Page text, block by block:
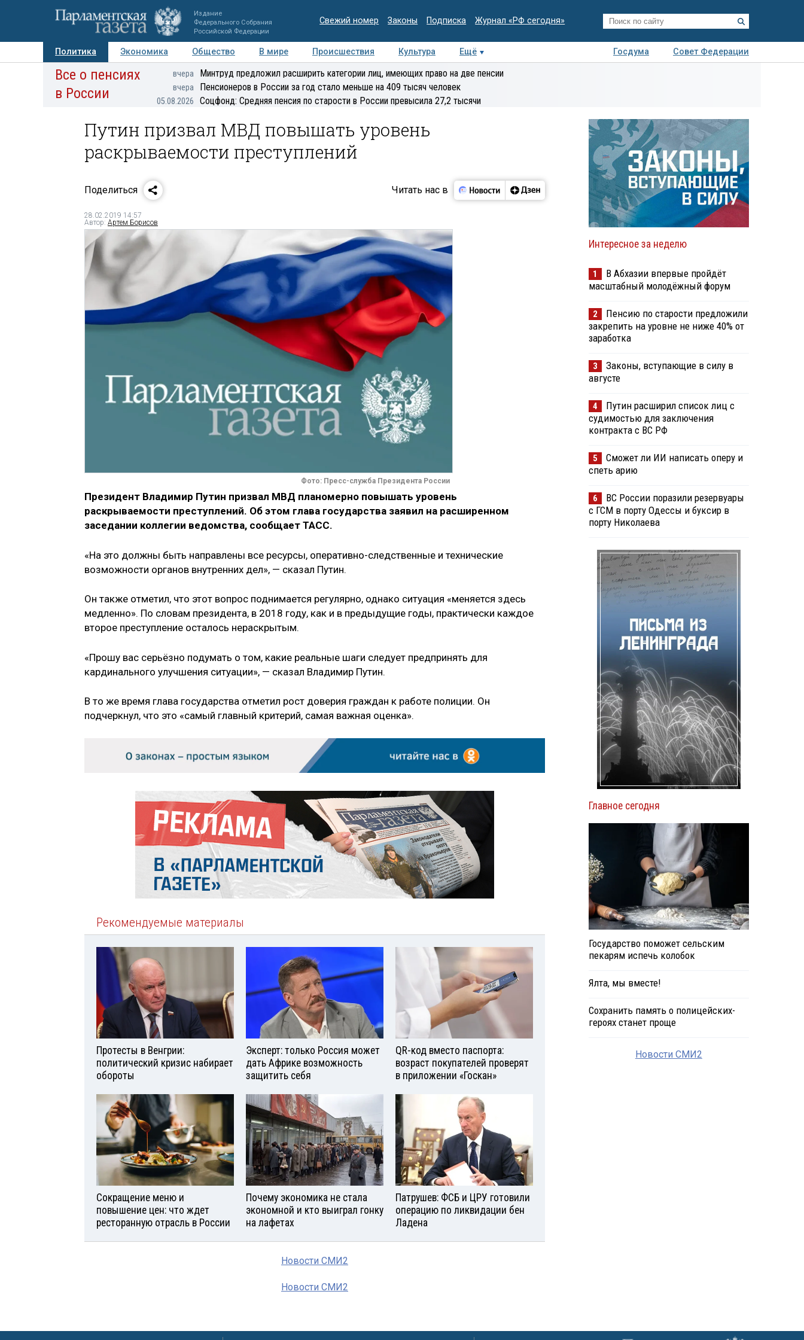
Издание
Федерального Собрания
Российской Федерации
Свежий номер Законы Подписка Журнал «РФ сегодня»
Политика Экономика Общество В мире Происшествия Культура Ещё Госдума
Совет Федерации
Авторы Персоны Мнения Регионы Медиацентр Интервью Колумнисты
Деловая
Все о пенсиях
в России
вчера Минтруд предложил расширить категории лиц, имеющих право на две пенсии
вчера Пенсионеров в России за год стало меньше на 409 тысяч человек
05.08.2026 Соцфонд: Средняя пенсия по старости в России превысила 27,2 тысячи
Путин призвал МВД повышать уровень
раскрываемости преступлений
Поделиться Читать нас в
28.02.2019 14:57
Автор: Артем Борисов
Фото: Пресс-служба Президента России
Президент Владимир Путин призвал МВД планомерно повышать уровень
раскрываемости преступлений. Об этом глава государства заявил на расширенном
заседании коллегии ведомства, сообщает ТАСС.
«На это должны быть направлены все ресурсы, оперативно-следственные и технические
возможности органов внутренних дел», — сказал Путин.
Он также отметил, что этот вопрос поднимается регулярно, однако ситуация «меняется здесь
медленно». По словам президента, в 2018 году, как и в предыдущие годы, практически каждое
второе преступление осталось нераскрытым.
«Прошу вас серьёзно подумать о том, какие реальные шаги следует предпринять для
кардинального улучшения ситуации», — сказал Владимир Путин.
В то же время глава государства отметил рост доверия граждан к работе полиции. Он
подчеркнул, что это «самый главный критерий, самая важная оценка».
Рекомендуемые материалы
Протесты в Венгрии:
политический кризис набирает
обороты
Эксперт: только Россия может
дать Африке возможность
защитить себя
QR-код вместо паспорта:
возраст покупателей проверят
в приложении «Госкан»
Сокращение меню и
повышение цен: что ждет
ресторанную отрасль в России
Почему экономика не стала
экономной и кто выиграл гонку
на лафетах
Патрушев: ФСБ и ЦРУ готовили
операцию по ликвидации бен
Ладена
Новости СМИ2
Новости СМИ2
Интересное за неделю
1
В Абхазии впервые пройдёт
масштабный молодёжный форум
2
Пенсию по старости предложили
закрепить на уровне не ниже 40% от
заработка
3
Законы, вступающие в силу в
августе
4
Путин расширил список лиц с
судимостью для заключения
контракта с ВС РФ
5
Сможет ли ИИ написать оперу и
спеть арию
6
ВС России поразили резервуары
с ГСМ в порту Одессы и буксир в
порту Николаева
Главное сегодня
Государство поможет сельским
пекарям испечь колобок
Ялта, мы вместе!
Сохранить память о полицейских-
героях станет проще
Новости СМИ2